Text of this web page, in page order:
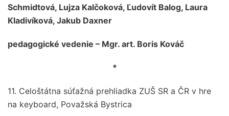
Schmidtová, Lujza Kalčoková, Ľudovít Balog, Laura
Kladivíková, Jakub Daxner
pedagogické vedenie – Mgr. art. Boris Kováč
*
11. Celoštátna súťažná prehliadka ZUŠ SR a ČR v hre
na keyboard, Považská Bystrica